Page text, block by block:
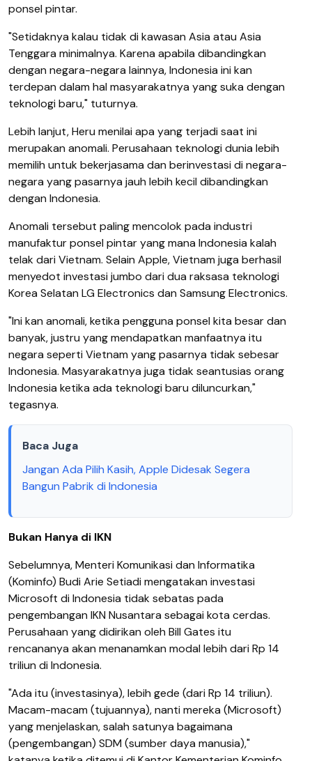
ponsel pintar.
"Setidaknya kalau tidak di kawasan Asia atau Asia
Tenggara minimalnya. Karena apabila dibandingkan
dengan negara-negara lainnya, Indonesia ini kan
terdepan dalam hal masyarakatnya yang suka dengan
teknologi baru," tuturnya.
Lebih lanjut, Heru menilai apa yang terjadi saat ini
merupakan anomali. Perusahaan teknologi dunia lebih
memilih untuk bekerjasama dan berinvestasi di negara-
negara yang pasarnya jauh lebih kecil dibandingkan
dengan Indonesia.
Anomali tersebut paling mencolok pada industri
manufaktur ponsel pintar yang mana Indonesia kalah
telak dari Vietnam. Selain Apple, Vietnam juga berhasil
menyedot investasi jumbo dari dua raksasa teknologi
Korea Selatan LG Electronics dan Samsung Electronics.
"Ini kan anomali, ketika pengguna ponsel kita besar dan
banyak, justru yang mendapatkan manfaatnya itu
negara seperti Vietnam yang pasarnya tidak sebesar
Indonesia. Masyarakatnya juga tidak seantusias orang
Indonesia ketika ada teknologi baru diluncurkan,"
tegasnya.
Baca Juga
Jangan Ada Pilih Kasih, Apple Didesak Segera
Bangun Pabrik di Indonesia
Bukan Hanya di IKN
Sebelumnya, Menteri Komunikasi dan Informatika
(Kominfo) Budi Arie Setiadi mengatakan investasi
Microsoft di Indonesia tidak sebatas pada
pengembangan IKN Nusantara sebagai kota cerdas.
Perusahaan yang didirikan oleh Bill Gates itu
rencananya akan menanamkan modal lebih dari Rp 14
triliun di Indonesia.
"Ada itu (investasinya), lebih gede (dari Rp 14 triliun).
Macam-macam (tujuannya), nanti mereka (Microsoft)
yang menjelaskan, salah satunya bagaimana
(pengembangan) SDM (sumber daya manusia),"